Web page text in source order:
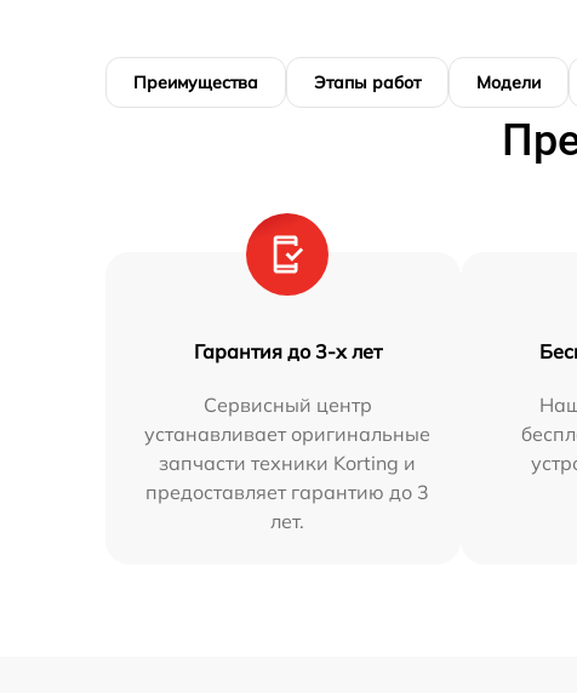
Преимущества Этапы работ Модели
Гарантия до 3-х лет
Сервисный центр
устанавливает оригинальные
запчасти техники Korting и
предоставляет гарантию до 3
лет.